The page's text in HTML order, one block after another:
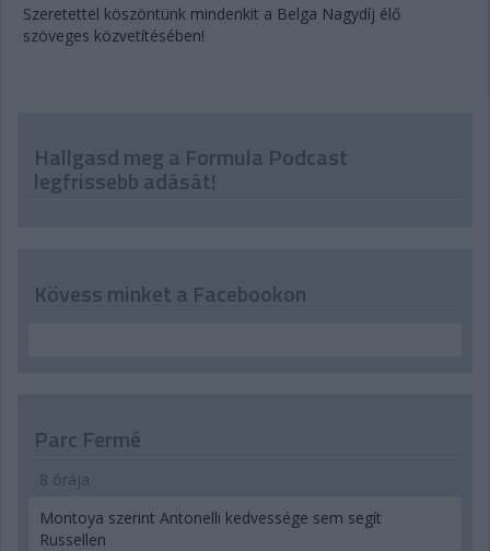
Szeretettel köszöntünk mindenkit a Belga Nagydíj élő
szöveges közvetítésében!
Hallgasd meg a Formula Podcast
legfrissebb adását!
Kövess minket a Facebookon
Parc Fermé
8 órája
Montoya szerint Antonelli kedvessége sem segít
Russellen